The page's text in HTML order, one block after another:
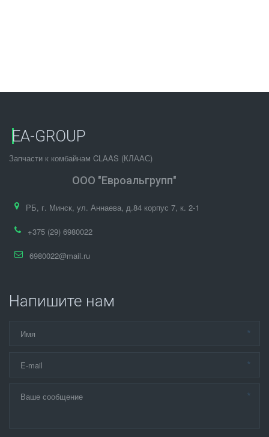
EA-GROUP
Запчасти к комбайнам CLAAS (КЛААС)
ООО "Евроальгрупп"
РБ, г. Минск, ул. Аннаева, д.84 корпус 7, к. 2-1
+375 (29) 6980022
6980022@mail.ru
Напишите нам
*
*
*